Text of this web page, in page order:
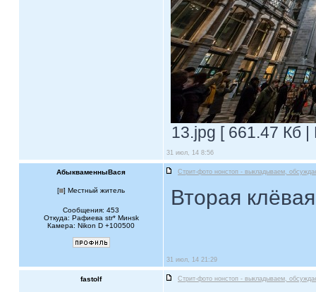
13.jpg [ 661.47 Кб
31 июл, 14 8:56
АбыкваменныВася Стрит-фото нонстоп - выкладываем,
[ ] Местный житель
Сообщения: 453
Откуда: Рафиева str* Mинsk
Камера: Nikon D +100500
Вторая
31 июл, 14 21:29
fastolf Стрит-фото нонстоп - выкладываем,